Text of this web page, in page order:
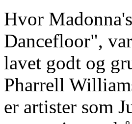
Hvor
Dancefloor",
lavet godt og
Pharrell
er artister som